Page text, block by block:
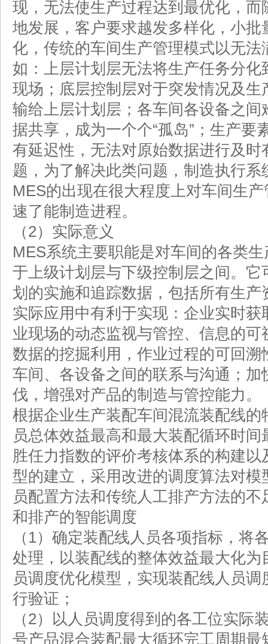
现，无法使生产过程达到最优化，
地发展，客户要求越发多样化，小
化，传统的车间生产管理模式以无
如：上层计划层无法将生产任务分
现场；底层控制层对于突发情况及
输给上层计划层；各车间各设备之
据共享，成为一个个“孤岛”；生产要
有延迟性，无法对原始数据进行及
题，为了解决此类问题，制造执行
MES的出现在很大程度上对车间生
速了能制造进程。
（2）实际意义
MES系统主要职能是对车间的各类
于上级计划层与下级控制层之间。
划的实施和追踪数据，包括所有生
实际应用中有利于实现：企业实时
业现场的动态监视与管控、信息的
数据的挖掘利用，作业过程的可回
车间、各设备之间的联系与沟通；
伐，增强对产品的制造与管控能力。
根据企业生产装配车间混流装配线
员总体效益最高和最大装配循环时
胜任力指数的评价考核体系的构建
型的建立，采用改进的调度算法对
员配置方法和传统人工排产方法的
和排产的智能调度
（1）确定装配线人员各项指标，将
处理，以装配线的整体效益最大化
员调度优化模型，实现装配线人员
行验证；
（2）以人员调度得到的各工位实际
号产品混合装配最大循环完工周期